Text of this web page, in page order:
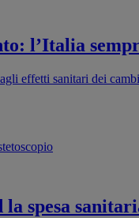
l’Italia
effetti sanitari dei
spesa